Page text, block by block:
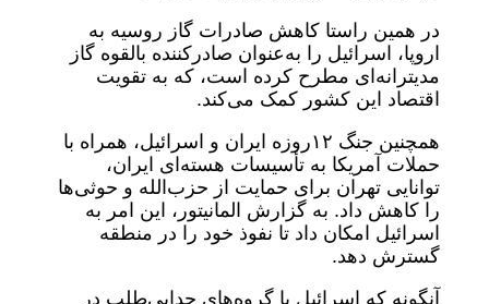
در همین راستا کاهش صادرات گاز روسیه به
اروپا، اسرائیل را به‌عنوان صادرکننده بالقوه گاز
مدیترانه‌ای مطرح کرده است، که به تقویت
اقتصاد این کشور کمک می‌کند.
همچنین جنگ ۱۲روزه ایران و اسرائیل، همراه با
حملات آمریکا به تأسیسات هسته‌ای ایران،
توانایی تهران برای حمایت از حزب‌الله و حوثی‌ها
را کاهش داد. به گزارش المانیتور، این امر به
اسرائیل امکان داد تا نفوذ خود را در منطقه
گسترش دهد.
آنگونه که اسرائیل با گروه‌های جدایی‌طلب در